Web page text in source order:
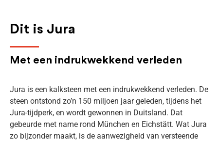
Dit is Jura
Met een indrukwekkend verleden
Jura is een kalksteen met een indrukwekkend verleden. De
steen ontstond zo’n 150 miljoen jaar geleden, tijdens het
Jura-tijdperk, en wordt gewonnen in Duitsland. Dat
gebeurde met name rond München en Eichstätt. Wat Jura
zo bijzonder maakt, is de aanwezigheid van versteende